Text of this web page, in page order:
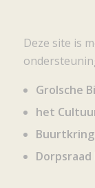
Deze site is
Grolsche
het
Buurtkring
Dorpsraad